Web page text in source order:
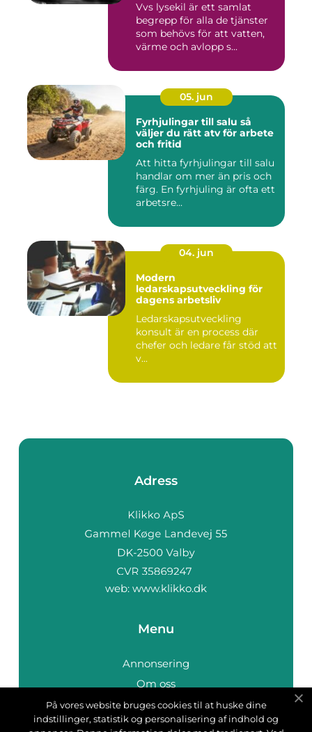
Vvs lysekil är ett samlat
begrepp för alla de tjänster
som behövs för att vatten,
värme och avlopp s...
05. jun
Fyrhjulingar till salu så
väljer du rätt atv för arbete
och fritid
Att hitta fyrhjulingar till salu
handlar om mer än pris och
färg. En fyrhjuling är ofta ett
arbetsre...
04. jun
Modern
ledarskapsutveckling för
dagens arbetsliv
Ledarskapsutveckling
konsult är en process där
chefer och ledare får stöd att
v...
Adress
web: www.klikko.dk
Menu
Annonsering
Om oss
Cookies
Kontakta oss
På vores website bruges cookies til at huske dine
indstillinger, statistik og personalisering af indhold og